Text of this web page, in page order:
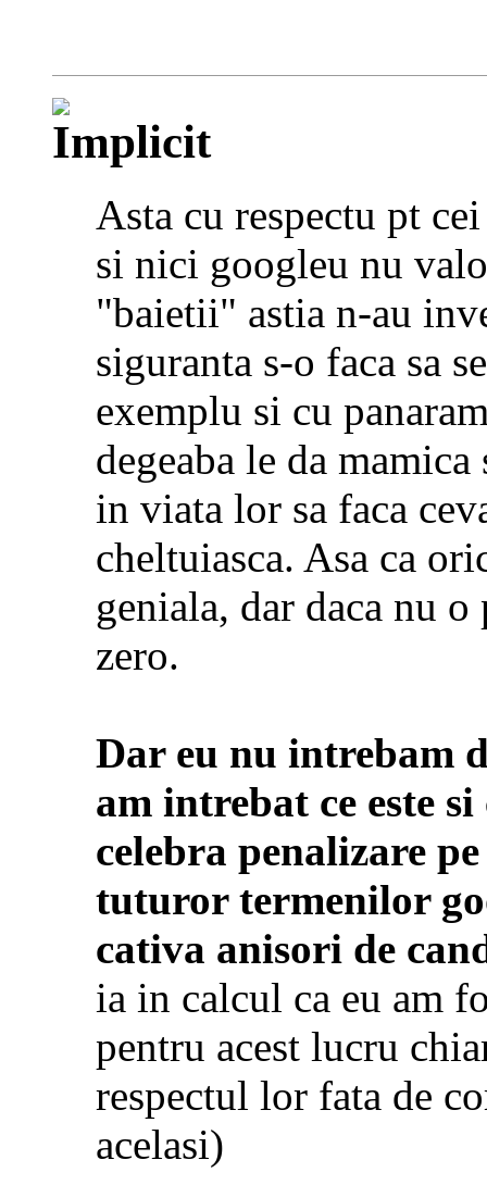
Asta cu respectu pt
si nici googleu nu
"baietii" astia n-au
siguranta s-o faca sa
exemplu si cu
degeaba le da
in viata lor sa faca
cheltuiasca. Asa ca
geniala, dar daca nu
zero.
Dar eu nu intrebam
am intrebat ce este
celebra penalizare
tuturor termenilor
cativa anisori de
ia in calcul ca eu am
pentru acest lucru
respectul lor fata de
acelasi)